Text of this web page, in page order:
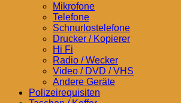
Mikrofone
Telefone
Schnurlostelefone
Drucker / Kopierer
Hi Fi
Radio / Wecker
Video / DVD / VHS
Andere Geräte
Polizeirequisiten